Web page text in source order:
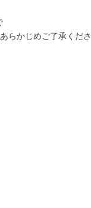
らかじめご了承くださ